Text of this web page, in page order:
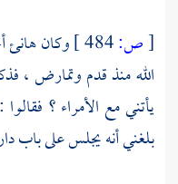
[ص: وكانهانئ
اللهمنذ قدم وتمارض ،
يأتني مع الأمراء ؟
بلغني أنه يجلس على باب